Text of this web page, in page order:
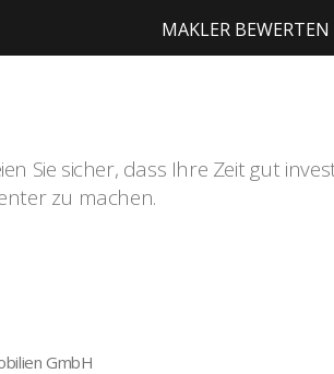
MAKLER BEWERTEN
Sie sicher, dass Ihre Zeit gut
zu machen.
GmbH